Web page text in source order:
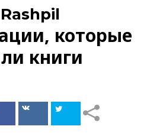
Rashpil
которые
книги
ПоделитьсяПоделиться